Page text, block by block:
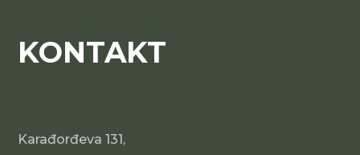
KONTAKT
Karađorđeva 131,